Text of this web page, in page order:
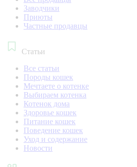
Заводчики
Приюты
Частные продавцы
Статьи
Все статьи
Породы кошек
Мечтаете о котенке
Выбираем котенка
Котенок дома
Здоровье кошек
Питание кошек
Поведение кошек
Уход и содержание
Новости